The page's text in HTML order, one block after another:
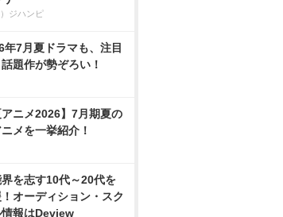
）ジハンピ
年7月夏ドラマも、注目
題作が勢ぞろい！
アニメ2026】7月期夏の
メを一挙紹介！
を志す10代～20代を
オーディション・スク
情報はDeview